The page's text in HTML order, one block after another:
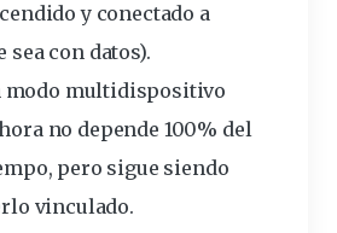
y conectado a
sea con datos).
modo multidispositivo
no depende 100% del
, pero sigue siendo
vinculado.